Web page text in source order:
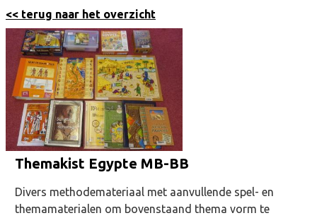
<< terug naar het overzicht
Themakist Egypte MB-BB
Divers methodemateriaal met aanvullende spel- en
themamaterialen om bovenstaand thema vorm te